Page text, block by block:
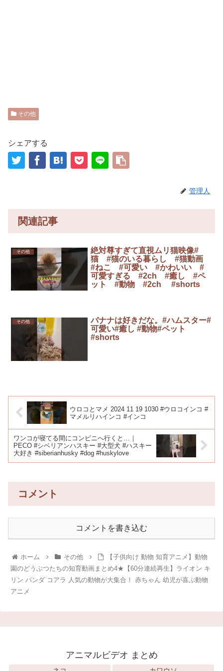
その他
シェアする
管理人
関連記事
その他
絶対尊すぎて直視ムリ猫映像#
猫 #猫のいる暮らし #猫動画
#ねこ #可愛い #かわいい #
可愛すぎる #2ch #癒し #ペ
ット #動物 #2ch #shorts
その他
バナナは好きだな。#ハムスター#
可愛い#癒し #動物#ペット
#shorts
ウロコとマメ 2024 11 19 1030 #ウロコインコ #
マメルリハインコ #インコ
ワンコが寝てる間にコンビニへ行くと…｜
PECO #シベリアンハスキー #大型犬 #ハスキー
大好き #siberianhusky #dog #huskylove
コメント
コメントを書き込む
ホーム その他
【子供向け 動物 知育アニメ】動物
園のどうぶつたちの知育動画まとめ4★【60分連続再生】ライオン キ
リン パンダ コアラ 人気の動物が大集合！ 赤ちゃん 幼児が喜ぶ動物
アニメ
アニマルビデオ まとめ